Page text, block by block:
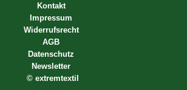
Kontakt
Impressum
Widerrufsrecht
AGB
Datenschutz
Newsletter
© extremtextil